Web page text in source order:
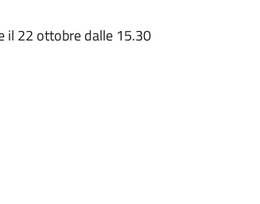
il 22 ottobre dalle 15.30